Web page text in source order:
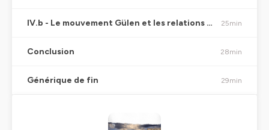
IV.b - Le mouvement Gülen et les relations avec la Turquie 25min
Conclusion 28min
Générique de fin 29min